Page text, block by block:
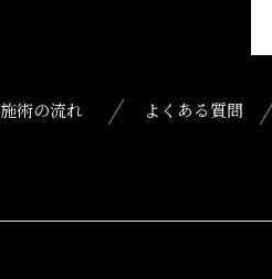
施術の流れ よくある質問